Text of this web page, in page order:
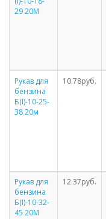
29 20М
Рукав для
бензина
Б(I)-10-25-
38 20м
10.78руб.
Рукав для
бензина
Б(I)-10-32-
45 20М
12.37руб.